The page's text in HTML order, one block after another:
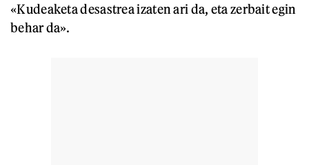
«Kudeaketa desastrea izaten ari da, eta zerbait egin
behar da».